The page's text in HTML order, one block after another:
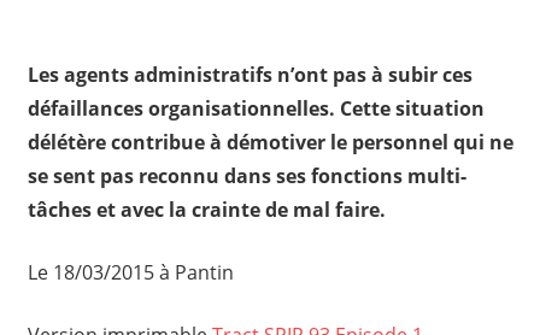
Les agents administratifs n’ont pas à subir ces
défaillances organisationnelles. Cette situation
délétère contribue à démotiver le personnel qui ne
se sent pas reconnu dans ses fonctions multi-
tâches et avec la crainte de mal faire.
Le 18/03/2015 à Pantin